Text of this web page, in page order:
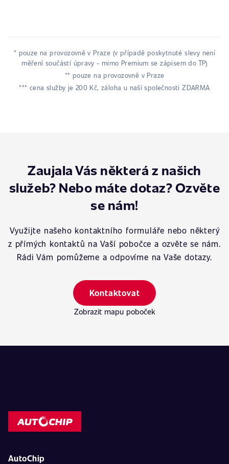
* pouze na provozovně v Praze (v případě poskytnuté slevy není
měření součástí úpravy - mimo Premium se zápisem do TP)
** pouze na provozovně v Praze
*** cena služby je 200 Kč, záloha u naší společnosti ZDARMA
Zaujala Vás některá z našich
služeb? Nebo máte dotaz? Ozvěte
se nám!
Využijte našeho kontaktního formuláře nebo některý
z přímých kontaktů na Vaší pobočce a ozvěte se nám.
Rádi Vám pomůžeme a odpovíme na Vaše dotazy.
Kontaktovat
Zobrazit mapu poboček
AutoChip